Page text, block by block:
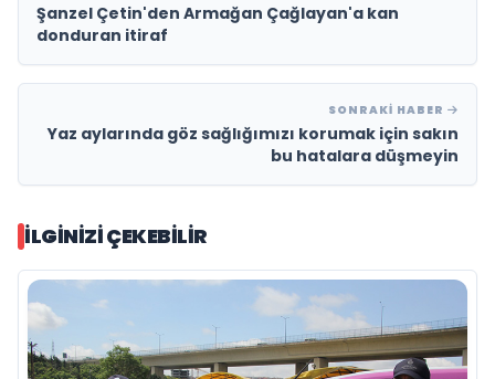
Şanzel Çetin'den Armağan Çağlayan'a kan
donduran itiraf
SONRAKI HABER
Yaz aylarında göz sağlığımızı korumak için sakın
bu hatalara düşmeyin
İLGINIZI ÇEKEBILIR